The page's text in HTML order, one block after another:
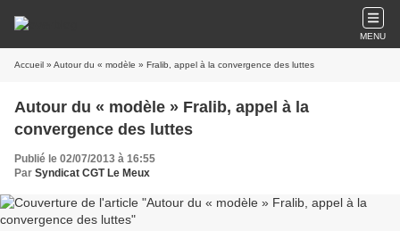
MENU
Accueil » Autour du « modèle » Fralib, appel à la convergence des luttes
Autour du « modèle » Fralib, appel à la
convergence des luttes
Publié le 02/07/2013 à 16:55
Par Syndicat CGT Le Meux